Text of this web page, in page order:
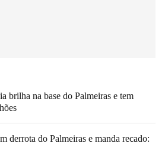
brilha na base do Palmeiras e tem
derrota do Palmeiras e manda recado: